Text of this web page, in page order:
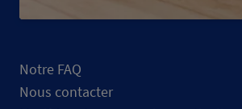
Notre FAQ
Nous contacter